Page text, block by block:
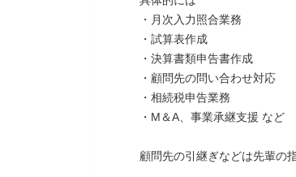
・月次入力照合業務
・試算表作成
・決算書類申告書作成
・顧問先の問い合わせ対応
・相続税申告業務
・M＆A、事業承継支援 など
顧問先の引継ぎなどは先輩の